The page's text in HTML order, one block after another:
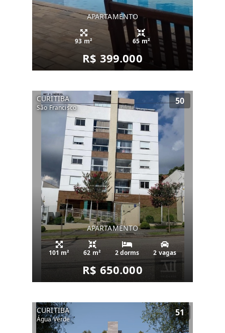
APARTAMENTO
93 m² 65 m²
R$ 399.000
CURITIBA
São Francisco
50
APARTAMENTO
101 m² 62 m² 2 dorms 2 vagas
R$ 650.000
CURITIBA
Água Verde
51